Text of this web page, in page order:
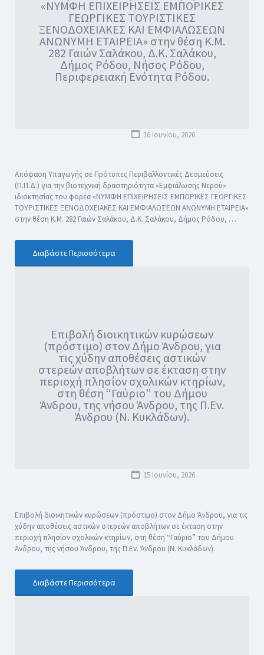
«ΝΥΜΦΗ ΕΠΙΧΕΙΡΗΣΕΙΣ ΕΜΠΟΡΙΚΕΣ
ΓΕΩΡΓΙΚΕΣ ΤΟΥΡΙΣΤΙΚΕΣ
ΞΕΝΟΔΟΧΕΙΑΚΕΣ ΚΑΙ ΕΜΦΙΑΛΩΣΕΩΝ
ΑΝΩΝΥΜΗ ΕΤΑΙΡΕΙΑ» στην θέση Κ.Μ.
282 Γαιών Σαλάκου, Δ.Κ. Σαλάκου,
Δήμος Ρόδου, Νήσος Ρόδου,
Περιφερειακή Ενότητα Ρόδου.
16 Ιουνίου, 2026
Απόφαση Υπαγωγής σε Πρότυπες Περιβαλλοντικές Δεσμεύσεις
(Π.Π.Δ.) για την βιοτεχνική δραστηριότητα «Εμφιάλωσης Νερού»
ιδιοκτησίας του φορέα «ΝΥΜΦΗ ΕΠΙΧΕΙΡΗΣΕΙΣ ΕΜΠΟΡΙΚΕΣ ΓΕΩΡΓΙΚΕΣ
ΤΟΥΡΙΣΤΙΚΕΣ ΞΕΝΟΔΟΧΕΙΑΚΕΣ ΚΑΙ ΕΜΦΙΑΛΩΣΕΩΝ ΑΝΩΝΥΜΗ ΕΤΑΙΡΕΙΑ»
στην θέση Κ.Μ. 282 Γαιών Σαλάκου, Δ.Κ. Σαλάκου, Δήμος Ρόδου, …
Διαβάστε Περισσότερα
Επιβολή διοικητικών κυρώσεων
(πρόστιμο) στον Δήμο Άνδρου, για
τις χύδην αποθέσεις αστικών
στερεών αποβλήτων σε έκταση στην
περιοχή πλησίον σχολικών κτηρίων,
στη θέση “Γαύριο” του Δήμου
Άνδρου, της νήσου Άνδρου, της Π.Εν.
Άνδρου (Ν. Κυκλάδων).
15 Ιουνίου, 2026
Επιβολή διοικητικών κυρώσεων (πρόστιμο) στον Δήμο Άνδρου, για τις
χύδην αποθέσεις αστικών στερεών αποβλήτων σε έκταση στην
περιοχή πλησίον σχολικών κτηρίων, στη θέση “Γαύριο” του Δήμου
Άνδρου, της νήσου Άνδρου, της Π.Εν. Άνδρου (Ν. Κυκλάδων).
Διαβάστε Περισσότερα